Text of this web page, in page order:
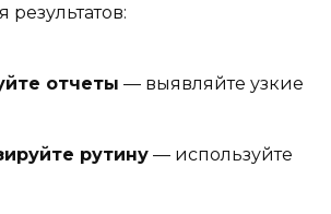
отчеты — выявляйте узкие
рутину — используйте